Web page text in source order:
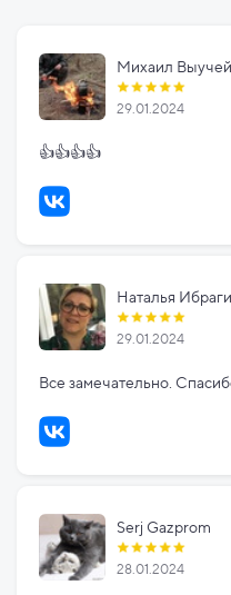
Михаил
29.01.2024
👍👍👍👍
Наталья
29.01.2024
Все замечательно.
Serj Gazprom
28.01.2024